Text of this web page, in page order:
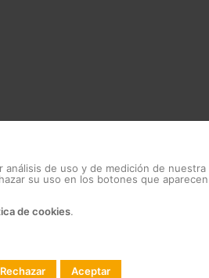
análisis de uso y de medición de nuestra
su uso en los botones que
de cookies.
Rechazar Aceptar